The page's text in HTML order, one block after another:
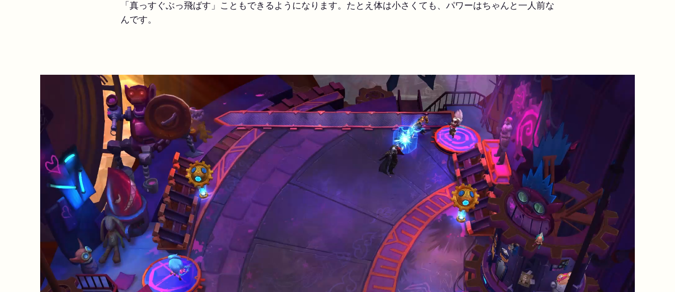
「真っすぐぶっ飛ばす」こともできるようになります。たとえ体は小さくても、パワーはちゃんと一人前な
んです。